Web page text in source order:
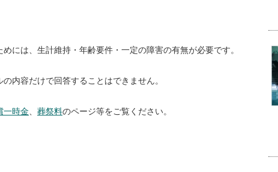
には、生計維持・年齢要件・一定の障害の有無が必要です。
内容だけで回答することはできません。
一時金、 葬祭料のページ等をご覧ください。